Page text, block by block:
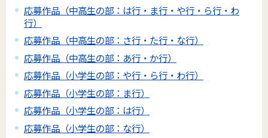
応募作品（中高生の部：は行・ま行・や行・ら行・わ
行）
応募作品（中高生の部：さ行・た行・な行）
応募作品（中高生の部：あ行・か行）
応募作品（小学生の部：や行・ら行・わ行）
応募作品（小学生の部：ま行）
応募作品（小学生の部：は行）
応募作品（小学生の部：な行）